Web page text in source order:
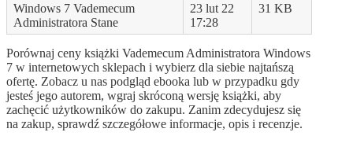
Windows 7 Vademecum
Administratora Stane
23 lut 22
17:28
31 KB
Porównaj ceny książki Vademecum Administratora Windows
7 w internetowych sklepach i wybierz dla siebie najtańszą
ofertę. Zobacz u nas podgląd ebooka lub w przypadku gdy
jesteś jego autorem, wgraj skróconą wersję książki, aby
zachęcić użytkowników do zakupu. Zanim zdecydujesz się
na zakup, sprawdź szczegółowe informacje, opis i recenzje.